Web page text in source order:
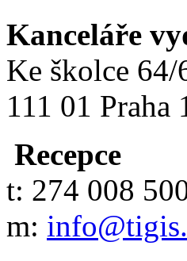
Kanceláře
Ke školce 64/
111 01
Recepce
t: 274 008
m: